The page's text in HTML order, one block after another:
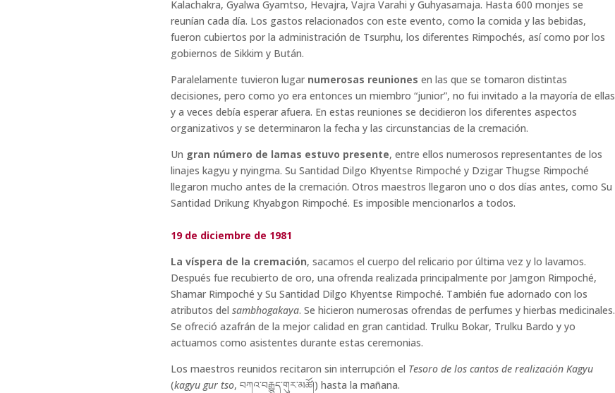
Kalachakra, Gyalwa Gyamtso, Hevajra, Vajra Varahi y Guhyasamaja. Hasta 600 monjes se
reunían cada día. Los gastos relacionados con este evento, como la comida y las bebidas,
fueron cubiertos por la administración de Tsurphu, los diferentes Rimpochés, así como por los
gobiernos de Sikkim y Bután.
Paralelamente tuvieron lugar numerosas reuniones en las que se tomaron distintas
decisiones, pero como yo era entonces un miembro “junior”, no fui invitado a la mayoría de ellas
y a veces debía esperar afuera. En estas reuniones se decidieron los diferentes aspectos
organizativos y se determinaron la fecha y las circunstancias de la cremación.
Un gran número de lamas estuvo presente, entre ellos numerosos representantes de los
linajes kagyu y nyingma. Su Santidad Dilgo Khyentse Rimpoché y Dzigar Thugse Rimpoché
llegaron mucho antes de la cremación. Otros maestros llegaron uno o dos días antes, como Su
Santidad Drikung Khyabgon Rimpoché. Es imposible mencionarlos a todos.
19 de diciembre de 1981
La víspera de la cremación, sacamos el cuerpo del relicario por última vez y lo lavamos.
Después fue recubierto de oro, una ofrenda realizada principalmente por Jamgon Rimpoché,
Shamar Rimpoché y Su Santidad Dilgo Khyentse Rimpoché. También fue adornado con los
atributos del sambhogakaya. Se hicieron numerosas ofrendas de perfumes y hierbas medicinales.
Se ofreció azafrán de la mejor calidad en gran cantidad. Trulku Bokar, Trulku Bardo y yo
actuamos como asistentes durante estas ceremonias.
Los maestros reunidos recitaron sin interrupción el Tesoro de los cantos de realización Kagyu
(kagyu gur tso, བཀའ་བརྒྱུད་གུར་མཚོ།) hasta la mañana.